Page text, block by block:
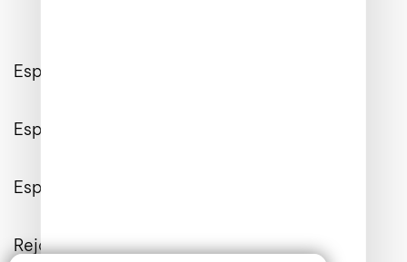
Espace Client
Espace Entreprises
Espace Presse
Rejoignez-nous